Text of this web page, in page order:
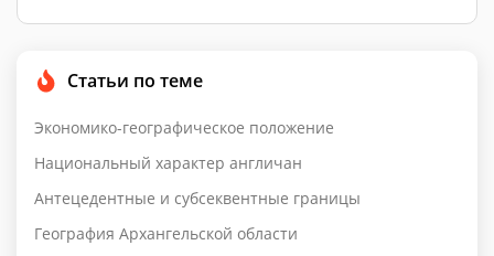
Статьи по теме
Экономико-географическое положение
Национальный характер англичан
Антецедентные и субсеквентные границы
География Архангельской области